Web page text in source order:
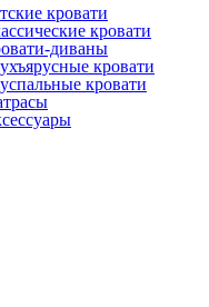
кровати
кровати
диваны
кровати
кровати